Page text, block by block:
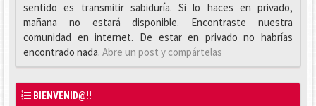
sentido es transmitir sabiduría. Si lo haces en privado,
mañana no estará disponible. Encontraste nuestra
comunidad en internet. De estar en privado no habrías
encontrado nada. Abre un post y compártelas
BIENVENID@!!